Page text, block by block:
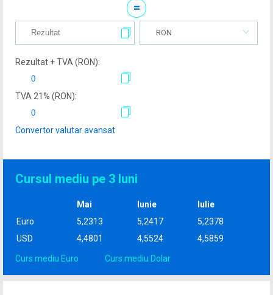
=
RON
Rezultat + TVA (RON):
TVA 21% (RON):
Convertor valutar avansat
Cursul mediu pe 3 luni
Mai Iunie
Iulie
Euro
5,2313 5,2417
5,2378
USD
4,4801 4,5524 4,5859
Curs mediu Euro Curs mediu Dolar